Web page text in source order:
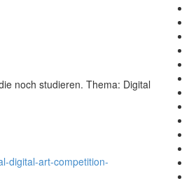
noch studieren. Thema: Digital
digital-art-competition-